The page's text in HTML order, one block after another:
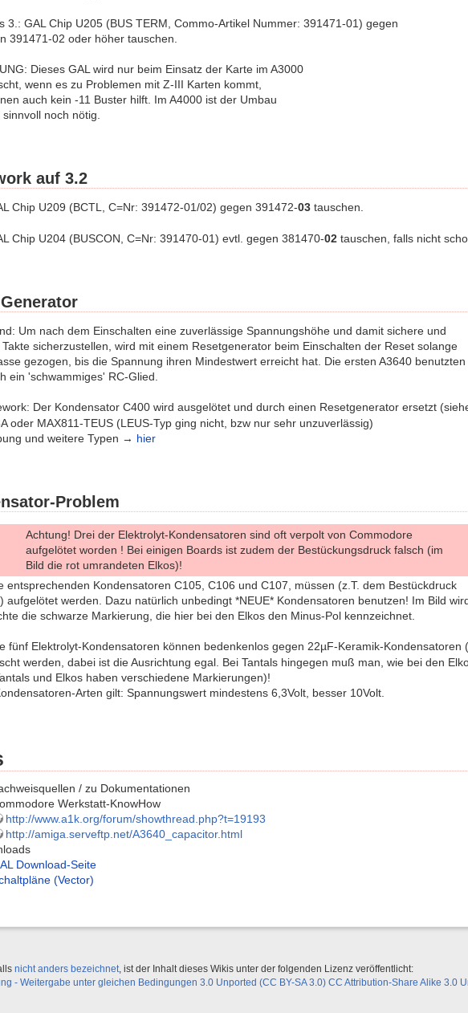
3.: GAL Chip U205 (BUS TERM, Commo-Artikel Nummer: 391471-01) gegen
391471-02 oder höher tauschen.
Dieses GAL wird nur beim Einsatz der Karte im A3000
wenn es zu Problemen mit Z-III Karten kommt,
auch kein -11 Buster hilft. Im A4000 ist der Umbau
noch nötig.
auf 3.2
Chip U209 (BCTL, C=Nr: 391472-01/02) gegen 391472-03 tauschen.
Chip U204 (BUSCON, C=Nr: 391470-01) evtl. gegen 381470-02 tauschen, falls nicht
Um nach dem Einschalten eine zuverlässige Spannungshöhe und damit sichere und
sicherzustellen, wird mit einem Resetgenerator beim Einschalten der Reset solange
gezogen, bis die Spannung ihren Mindestwert erreicht hat. Die ersten A3640 benutzten
ein 'schwammiges' RC-Glied.
Der Kondensator C400 wird ausgelötet und durch einen Resetgenerator ersetzt
oder MAX811-TEUS (LEUS-Typ ging nicht, bzw nur sehr unzuverlässig)
und weitere Typen → hier
Problem
Achtung! Drei der Elektrolyt-Kondensatoren sind oft verpolt von Commodore
aufgelötet worden ! Bei einigen Boards ist zudem der Bestückungsdruck falsch (im
Bild die rot umrandeten Elkos)!
entsprechenden Kondensatoren C105, C106 und C107, müssen (z.T. dem Bestückdruck
aufgelötet werden. Dazu natürlich unbedingt *NEUE* Kondensatoren benutzen! Im Bild
die schwarze Markierung, die hier bei den Elkos den Minus-Pol kennzeichnet.
fünf Elektrolyt-Kondensatoren können bedenkenlos gegen 22µF-Keramik-Kondensatoren
werden, dabei ist die Ausrichtung egal. Bei Tantals hingegen muß man, wie bei den
und Elkos haben verschiedene Markierungen)!
Arten gilt: Spannungswert mindestens 6,3Volt, besser 10Volt.
/ zu Dokumentationen
Werkstatt-KnowHow
http://www.a1k.org/forum/showthread.php?t=19193
http://amiga.serveftp.net/A3640_capacitor.html
Download-Seite
(Vector)
nicht anders bezeichnet, ist der Inhalt dieses Wikis unter der folgenden Lizenz veröffentlicht:
- Weitergabe unter gleichen Bedingungen 3.0 Unported (CC BY-SA 3.0) CC Attribution-Share Alike 3.0